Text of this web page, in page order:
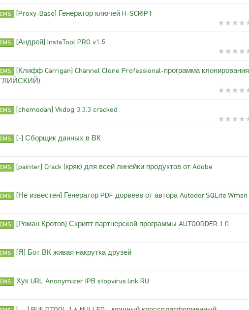
[Proxy-Base] Генератор ключей H-SCRIPT
[Андрей] InstaTool PRO v1.5
[Клифф Carrigan] Channel Clone Professional-программа клонирования
[chemodan] Vkdog 3.3.3 cracked
[-] Сборщик данных в ВК
[painter] Crack (кряк) для всей линейки продуктов от Adobe
[Не известен] Генератор PDF дорвеев от автора Autodor.SQLite.Wmsn
[Роман Кротов] Скрипт партнерской программы AUTOORDER 1.0
[Я] Бот ВК живая накрутка друзей
Хук URL Anonymizer IPB stopvirus.link RU